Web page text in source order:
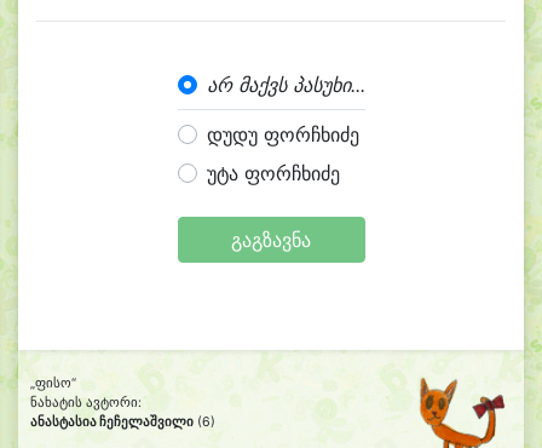
არ მაქვს პასუხი...
დუდუ ფორჩხიძე
უტა ფორჩხიძე
გაგზავნა
„ფისო“
ნახატის ავტორი:
ანასტასია ჩეჩელაშვილი (6)